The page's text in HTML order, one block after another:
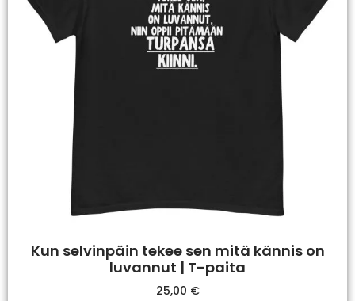
Kun selvinpäin tekee sen mitä kännis on
luvannut | T-paita
25,00 €